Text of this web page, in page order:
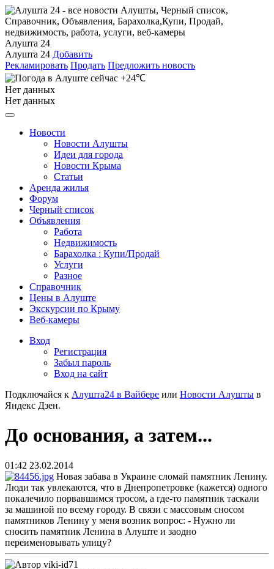
Алушта 24
Алушта 24 Добавить
Рекламировать Продать Предложить новость
+24℃
Нет данных
Нет данных
Новости
Новости Алушты
Идеи для города
Новости Крыма
Статьи
Аренда жилья
Форум
Черный список
Объявления
Работа
Недвижимость
Барахолка : Купи/Продай
Услуги
Разное
Справочник
Цены в Алуште
Экскурсии по Крыму
Веб-камеры
Вход
Регистрация
Забыл пароль
Вход на сайт
Подключайся к Алушта24 в Вайбере или Новости Алушты в
Яндекс Дзен.
До основания, а затем...
01:42 23.02.2014
Новая забава в Украине сломай памятник Ленину.
Люди так увлекаются, что в Днепропетровке (кажется) одного
покалечило порвавшимся тросом, а где-то памятник таскали
за машиной по всему городу. В связи с массовым сносом
памятников Ленину у меня возник вопрос: - Нужно ли
сносить памятник Ленина в Алуште и заодно
переименовывать улицу?